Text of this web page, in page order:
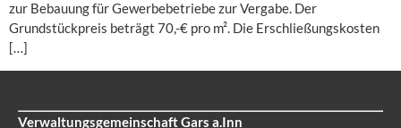
zur Bebauung für Gewerbebetriebe zur Vergabe. Der
Grundstückpreis beträgt 70,-€ pro m². Die Erschließungskosten
[…]
Verwaltungsgemeinschaft Gars a.Inn